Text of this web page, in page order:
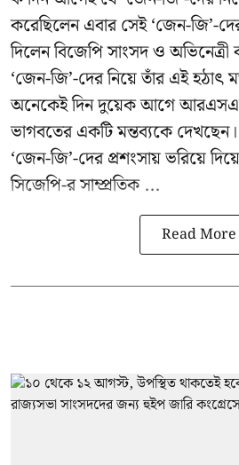
করেছিলেন এবার সেই ‘জেন-জি’-
দিলেন বিজেপি সাংসদ ও অভিনেত্রী
‘জেন-জি’-দের নিয়ে তাঁর এই হঠাৎ
অনেকেই দিন দুয়েক আগে
ভাগবতের একটি মন্তব্যকে
‘জেন-জি’-দের প্রশংসায় ভরিয়ে
সিজেপি-রসাম্প্রতিক ...
Read More